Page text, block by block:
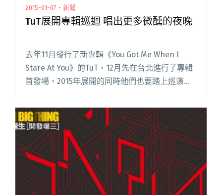
2015-01-07・新聞
TuT展開專輯巡迴 唱出更多微醺的夜晚
去年11月發行了新專輯《You Got Me When I
Stare At You》的TuT，12月先在台北進行了專輯
首發場，2015年展開的同時他們也要踏上巡演的
路途，從1/10開始，他們將前往基隆、台南、高
雄等地，高雄場預售票目前已開閱讀全文 "TuT展
開專輯巡迴 唱出更多微醺的夜晚"